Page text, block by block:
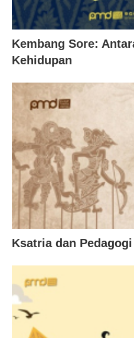
Kembang Sore:
Kehidupan
Ksatria dan